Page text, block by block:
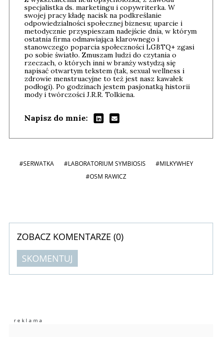
specjalistka ds. marketingu i copywriterka. W
swojej pracy kładę nacisk na podkreślanie
odpowiedzialności społecznej biznesu; uparcie i
metodycznie przyspieszam nadejście dnia, w którym
ostatnia firma odmawiająca klarownego i
stanowczego poparcia społeczności LGBTQ+ zgasi
po sobie światło. Zmuszam ludzi do czytania o
rzeczach, o których inni w branży wstydzą się
napisać otwartym tekstem (tak, sexual wellness i
zdrowie menstruacyjne to też jest nasz kawałek
podłogi). Po godzinach jestem pasjonatką historii
mody i twórczości J.R.R. Tolkiena.
Napisz do mnie:
#SERWATKA #LABORATORIUM SYMBIOSIS
#MILKYWHEY
#OSM RAWICZ
ZOBACZ KOMENTARZE (0)
SKOMENTUJ
Imię (Wymagane)